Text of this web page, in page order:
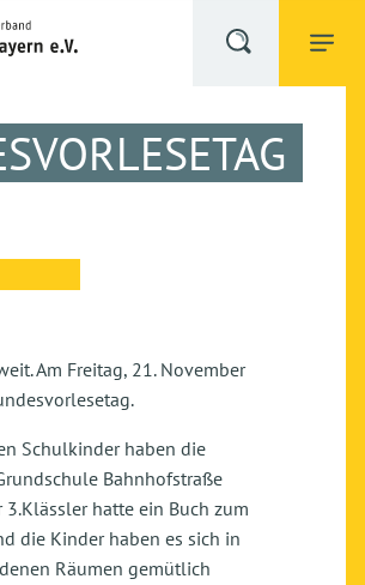
Am Freitag, 21. November
Schulkinder haben die
Bahnhofstraße
3.Klässler hatte ein Buch zum
die Kinder haben es sich in
Räumen gemütlich